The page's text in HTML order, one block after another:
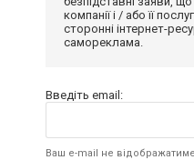
компанії і / або її
сторонні інтернет-
самореклама.
Введіть email:
Ваш e-mail не